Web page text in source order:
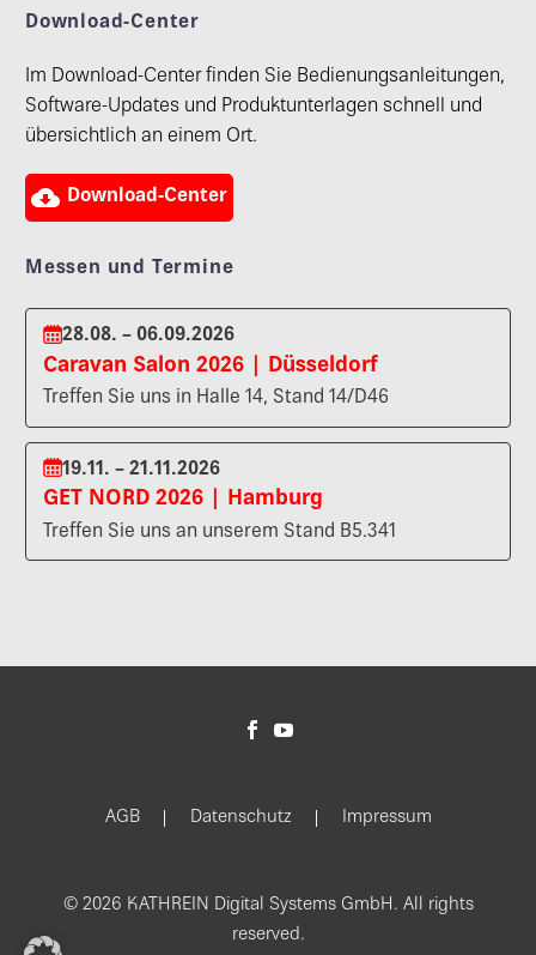
Download-Center
Im Download-Center finden Sie Bedienungsanleitungen,
Software-Updates und Produktunterlagen schnell und
übersichtlich an einem Ort.
 Download-Center
Messen und Termine
28.08. – 06.09.2026
Caravan Salon 2026 | Düsseldorf
Treffen Sie uns in Halle 14, Stand 14/D46
19.11. – 21.11.2026
GET NORD 2026 | Hamburg
Treffen Sie uns an unserem Stand B5.341
AGB Datenschutz Impressum
© 2026 KATHREIN Digital Systems GmbH. All rights
reserved.